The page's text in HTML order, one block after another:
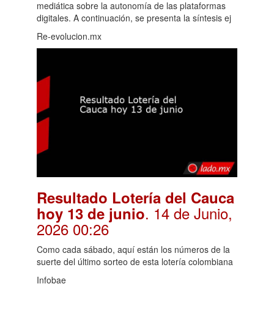
mediática sobre la autonomía de las plataformas
digitales. A continuación, se presenta la síntesis ej
Re-evolucion.mx
Resultado Lotería del Cauca
hoy 13 de junio. 14 de Junio,
2026 00:26
Como cada sábado, aquí están los números de la
suerte del último sorteo de esta lotería colombiana
Infobae